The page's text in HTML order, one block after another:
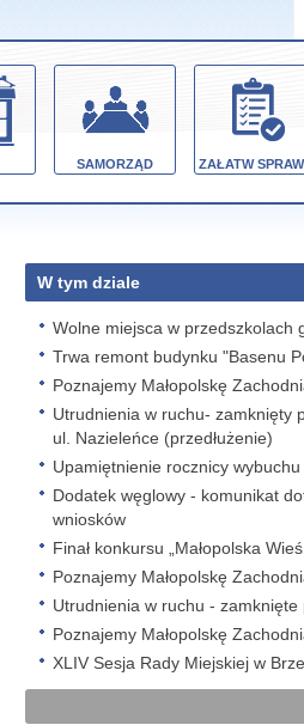
SAMORZĄD ZAŁATW
W tym dziale
Wolne miejsca w przedszkolach
Trwa remont budynku "Basenu
Poznajemy Małopolskę
Utrudnienia w ruchu- zamknięty
ul. Nazieleńce (przedłużenie)
Upamiętnienie rocznicy
Dodatek węglowy - komunikat
wniosków
Finał konkursu „Małopolska
Poznajemy Małopolskę
Utrudnienia w ruchu - zamknięte
Poznajemy Małopolskę
XLIV Sesja Rady Miejskiej w